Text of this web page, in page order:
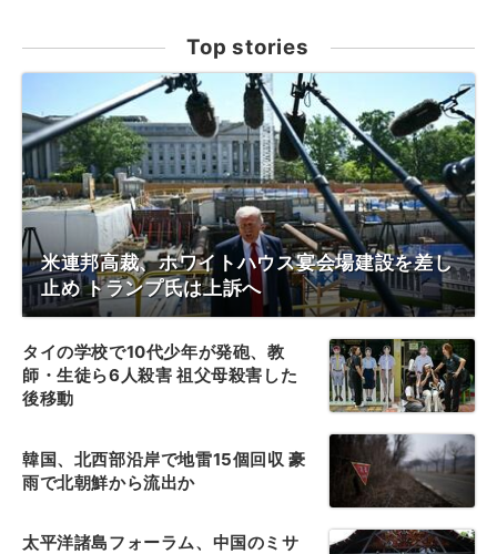
Top stories
米連邦高裁、ホワイトハウス宴会場建設を差し
止め トランプ氏は上訴へ
タイの学校で10代少年が発砲、教
師・生徒ら6人殺害 祖父母殺害した
後移動
韓国、北西部沿岸で地雷15個回収 豪
雨で北朝鮮から流出か
太平洋諸島フォーラム、中国のミサ